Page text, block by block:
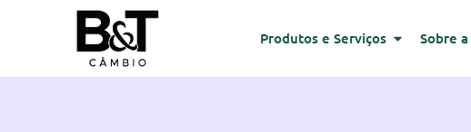
Produtos e Serviços Sobre